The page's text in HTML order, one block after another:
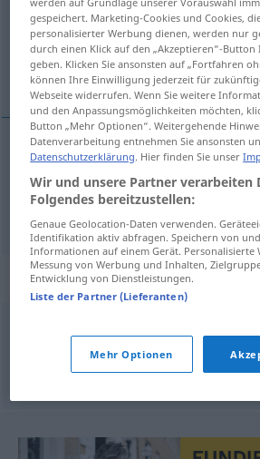
Übersicht aller Übersetzungen
(Für mehr Details die Übersetzung
earthbound, earthly
earthbound erdgebunden
earthly
Synonyme für
landgestützt,terrestrisch
gespeichert. Marketing-Cookies und Cookies,
personalisierter Werbung dienen, werden nur
durch einen Klick auf den „Akzeptieren“-
geben. Klicken Sie ansonsten auf „Fortfahren
können Ihre Einwilligung jederzeit für
Webseite widerrufen. Wenn Sie weitere
und den Anpassungsmöglichkeiten möchten,
Button „Mehr Optionen“. Weitergehende
Datenverarbeitung entnehmen Sie ansonsten
Datenschutzerklärung. Hier finden Sie unser
Wir und unsere Partner verarbeiten
Folgendes bereitzustellen:
Genaue Geolocation-Daten verwenden.
Identifikation aktiv abfragen. Speichern von
Informationen auf einem Gerät. Personalisierte
Messung von Werbung und Inhalten,
Entwicklung von Dienstleistungen.
Liste der Partner (Lieferanten)
Mehr Optionen